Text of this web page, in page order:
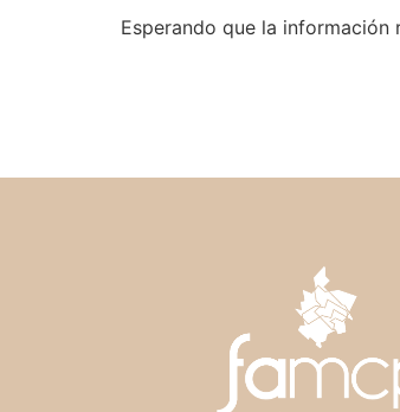
Esperando que la información